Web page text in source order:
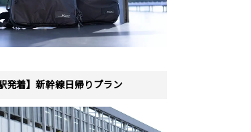
発着】新幹線日帰りプラン